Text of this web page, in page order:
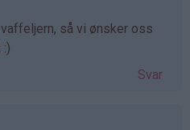
så vi ønsker oss
Svar